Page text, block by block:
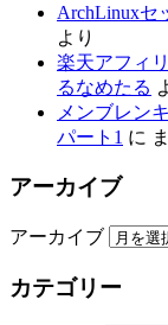
ArchLinuxセ
より
楽天アフィ
るなめたる
メンブレン
パート1 に
アーカイブ
アーカイブ
カテゴリー